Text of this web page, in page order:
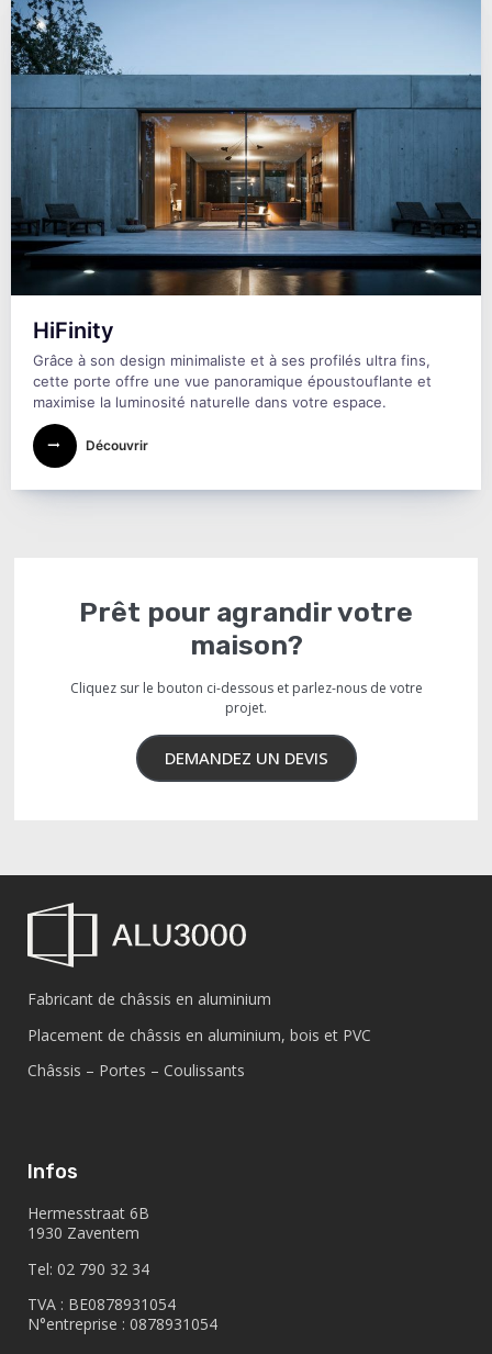
HiFinity
Grâce à son design minimaliste et à ses profilés ultra fins,
cette porte offre une vue panoramique époustouflante et
maximise la luminosité naturelle dans votre espace.
Découvrir
Prêt pour agrandir votre
maison?
Cliquez sur le bouton ci-dessous et parlez-nous de votre
projet.
DEMANDEZ UN DEVIS
Fabricant de châssis en aluminium
Placement de châssis en aluminium, bois et PVC
Châssis – Portes – Coulissants
Infos
Hermesstraat 6B
1930 Zaventem
Tel: 02 790 32 34
TVA : BE0878931054
N°entreprise : 0878931054